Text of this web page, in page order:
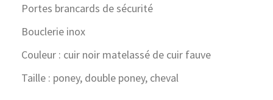
Portes brancards de sécurité
Bouclerie inox
Couleur : cuir noir matelassé de cuir fauve
Taille : poney, double poney, cheval